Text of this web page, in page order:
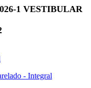
1 VESTIBULAR
- Integral